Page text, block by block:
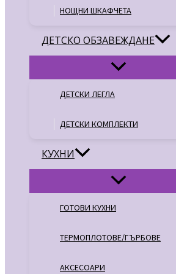
НОЩНИ ШКАФЧЕТА
ДЕТСКО ОБЗАВЕЖДАНЕ
ДЕТСКИ ЛЕГЛА
ДЕТСКИ КОМПЛЕКТИ
КУХНИ
ГОТОВИ КУХНИ
ТЕРМОПЛОТОВЕ/ГЪРБОВЕ
АКСЕСОАРИ